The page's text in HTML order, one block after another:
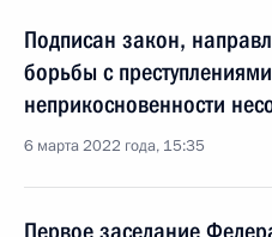
Подписан закон,
борьбы с
неприкосновенности
6 марта 2022 года, 15:35
Первое заседание